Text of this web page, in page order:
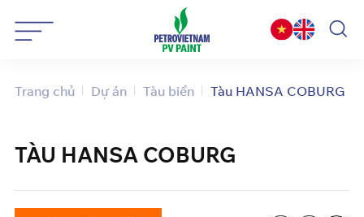
qua
dung
Trang chủ Dự án Tàu biển Tàu HANSA COBURG
TÀU HANSA COBURG